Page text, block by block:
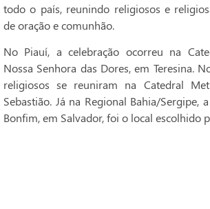
todo o país, reunindo religiosos e
de oração e comunhão.
No Piauí, a celebração ocorreu na
Nossa Senhora das Dores, em Teresina.
religiosos se reuniram na Catedral
Sebastião. Já na Regional Bahia/Sergipe,
Bonfim, em Salvador, foi o local escolhido